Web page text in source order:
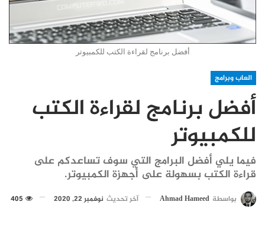
أفضل برنامج لقراءة الكتب للكمبيوتر
العاب وبرامج
أفضل برنامج لقراءة الكتب
للكمبيوتر
فيما يلي أفضل البرامج التي سوف تساعدكم على
قراءة الكتب بسهولة على أجهزة الكمبيوتر.
بواسطة Ahmad Hameed آخر تحديث نوفمبر 22, 2020